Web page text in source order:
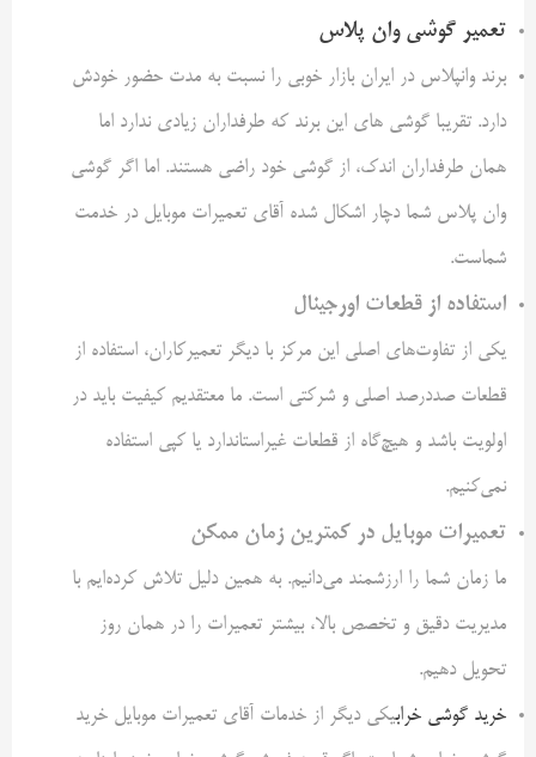
تعمیر گوشی وان پلاس
برند وانپلاس در ایران بازار خوبی را نسبت به مدت حضور خودش
دارد. تقریبا گوشی های این برند که طرفداران زیادی ندارد اما
همان طرفداران اندک، از گوشی خود راضی هستند. اما اگر گوشی
وان پلاس شما دچار اشکال شده آقای تعمیرات موبایل در خدمت
شماست.
استفاده از قطعات اورجینال
یکی از تفاوت‌های اصلی این مرکز با دیگر تعمیرکاران، استفاده از
قطعات صددرصد اصلی و شرکتی است. ما معتقدیم کیفیت باید در
اولویت باشد و هیچ‌گاه از قطعات غیراستاندارد یا کپی استفاده
نمی‌کنیم.
تعمیرات موبایل در کمترین زمان ممکن
ما زمان شما را ارزشمند می‌دانیم. به همین دلیل تلاش کرده‌ایم با
مدیریت دقیق و تخصص بالا، بیشتر تعمیرات را در همان روز
تحویل دهیم.
خرید گوشی خرابیکی دیگر از خدمات آقای تعمیرات موبایل خرید